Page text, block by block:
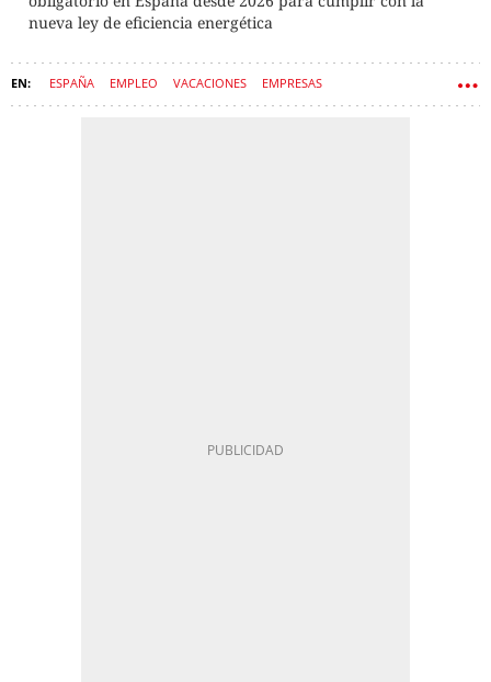
nueva ley de eficiencia energética
ESPAÑA EMPLEO VACACIONES EMPRESAS